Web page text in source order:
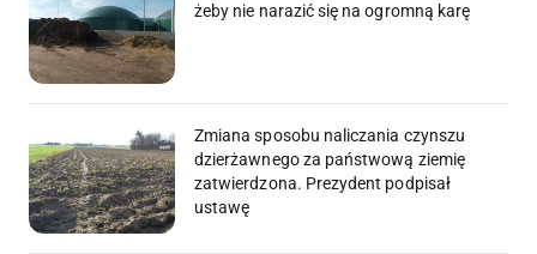
żeby nie narazić się na ogromną karę
Zmiana sposobu naliczania czynszu
dzierżawnego za państwową ziemię
zatwierdzona. Prezydent podpisał
ustawę